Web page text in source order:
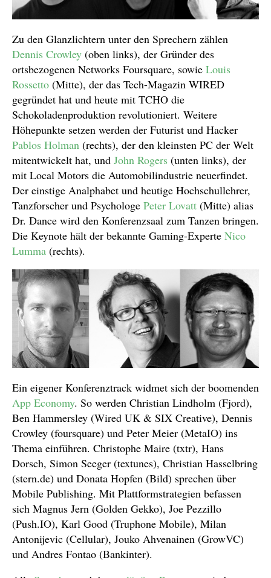
Zu den Glanzlichtern unter den Sprechern zählen
Dennis Crowley (oben links), der Gründer des
ortsbezogenen Networks Foursquare, sowie Louis
Rossetto (Mitte), der das Tech-Magazin WIRED
gegründet hat und heute mit TCHO die
Schokoladenproduktion revolutioniert. Weitere
Höhepunkte setzen werden der Futurist und Hacker
Pablos Holman (rechts), der den kleinsten PC der Welt
mitentwickelt hat, und John Rogers (unten links), der
mit Local Motors die Automobilindustrie neuerfindet.
Der einstige Analphabet und heutige Hochschullehrer,
Tanzforscher und Psychologe Peter Lovatt (Mitte) alias
Dr. Dance wird den Konferenzsaal zum Tanzen bringen.
Die Keynote hält der bekannte Gaming-Experte Nico
Lumma (rechts).
Ein eigener Konferenztrack widmet sich der boomenden
App Economy. So werden Christian Lindholm (Fjord),
Ben Hammersley (Wired UK & SIX Creative), Dennis
Crowley (foursquare) und Peter Meier (MetaIO) ins
Thema einführen. Christophe Maire (txtr), Hans
Dorsch, Simon Seeger (textunes), Christian Hasselbring
(stern.de) und Donata Hopfen (Bild) sprechen über
Mobile Publishing. Mit Plattformstrategien befassen
sich Magnus Jern (Golden Gekko), Joe Pezzillo
(Push.IO), Karl Good (Truphone Mobile), Milan
Antonijevic (Cellular), Jouko Ahvenainen (GrowVC)
und Andres Fontao (Bankinter).